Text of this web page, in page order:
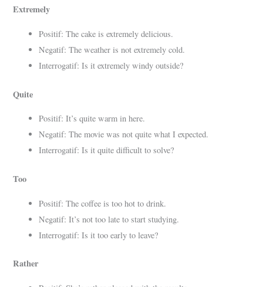
Extremely
Positif: The cake is extremely delicious.
Negatif: The weather is not extremely cold.
Interrogatif: Is it extremely windy outside?
Quite
Positif: It’s quite warm in here.
Negatif: The movie was not quite what I expected.
Interrogatif: Is it quite difficult to solve?
Too
Positif: The coffee is too hot to drink.
Negatif: It’s not too late to start studying.
Interrogatif: Is it too early to leave?
Rather